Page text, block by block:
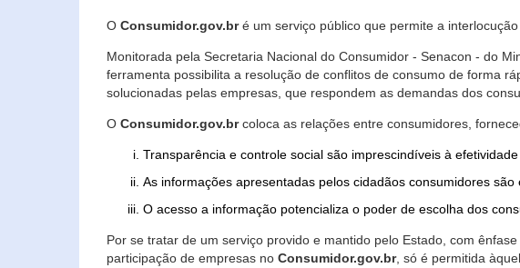
O Consumidor.gov.bré um serviço público que permite a
Monitorada pela Secretaria Nacional do Consumidor - Senacon - do
ferramenta possibilita a resolução de conflitos de consumo de forma
solucionadas pelas empresas, que respondem as demandas dos
O Consumidor.gov.brcoloca as relações entre consumidores,
Transparência e controle social são imprescindíveis à
As informações apresentadas pelos cidadãos consumidores
O acesso a informação potencializa o poder de escolha dos
Por se tratar de um serviço provido e mantido pelo Estado, com
participação de empresas no Consumidor.gov.br, só é permitida